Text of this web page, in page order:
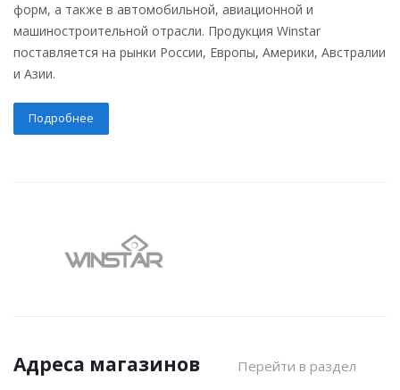
форм, а также в автомобильной, авиационной и
машиностроительной отрасли. Продукция Winstar
поставляется на рынки России, Европы, Америки, Австралии
и Азии.
Подробнее
Адреса магазинов Перейти в раздел